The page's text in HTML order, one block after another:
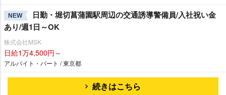
NEW
日勤・堀切菖蒲園駅周辺の交通誘導警備員/入社祝い金
あり/週1日～OK
株式会社MSK
日給1万4,500円～
アルバイト・パート / 東京都
続きはこちら